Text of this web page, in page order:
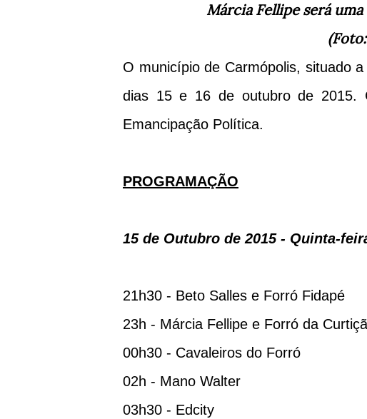
Márcia Fellipe será
O município de Carmópolis, situado
dias 15 e 16 de outubro de 2015.
Emancipação Política.
PROGRAMAÇÃO
15 de Outubro de 2015 - Quinta-
21h30 - Beto Salles e Forró Fidapé
23h - Márcia Fellipe e Forró da
00h30 - Cavaleiros do Forró
02h - Mano Walter
03h30 - Edcity